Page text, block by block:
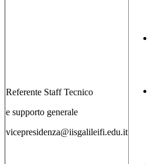
Referente Staff Tecnico
e supporto generale
vicepresidenza@iisgalileifi.edu.it